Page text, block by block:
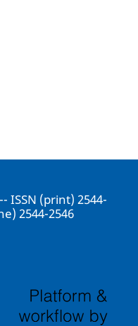
ISSN (print) 2544-
2544-2546